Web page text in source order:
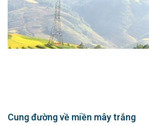
Cung đường về miền mây trắng